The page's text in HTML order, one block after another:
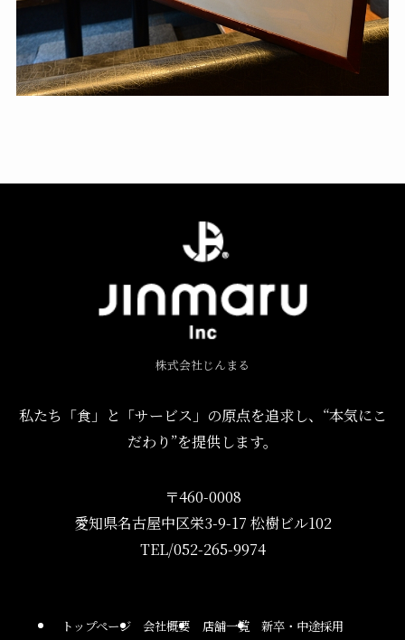
株式会社じんまる
私たち「食」と「サービス」の原点を追求し、“本気にこ
だわり”を提供します。
〒460-0008
愛知県名古屋中区栄3-9-17 松樹ビル102
TEL/052-265-9974
トップページ 会社概要 店舗一覧 新卒・中途採用